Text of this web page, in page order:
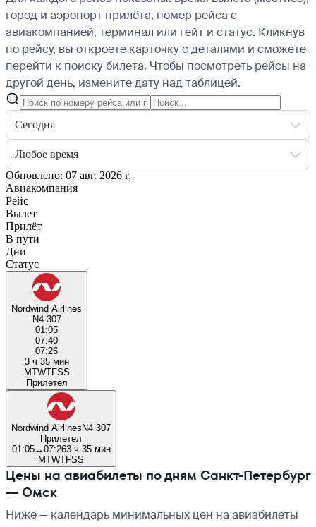
город и аэропорт прилёта, номер рейса с
авиакомпанией, терминал или гейт и статус. Кликнув
по рейсу, вы откроете карточку с деталями и сможете
перейти к поиску билета. Чтобы посмотреть рейсы на
другой день, измените дату над таблицей.
Сегодня
Любое время
Обновлено: 07 авг. 2026 г.
Авиакомпания
Рейс
Вылет
Прилёт
В пути
Дни
Статус
Nordwind Airlines
N4 307
01:05
07:40
07:26
3 ч 35 мин
MTWTFSS
Прилетел
Nordwind AirlinesN4 307
Прилетел
01:05→07:263 ч 35 мин
MTWTFSS
Цены на авиабилеты по дням Санкт-Петербург
— Омск
Ниже — календарь минимальных цен на авиабилеты